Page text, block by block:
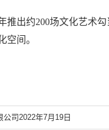
出约200场文化艺术勾
空间。
司2022年7月19日